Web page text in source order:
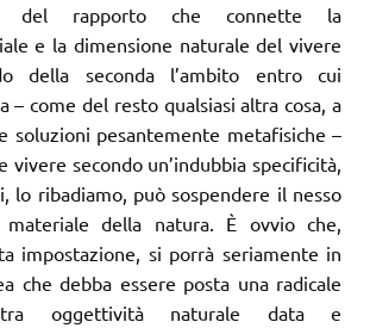
del rapporto che connette la
e la dimensione naturale del vivere
della seconda l’ambito entro cui
– come del resto qualsiasi altra cosa, a
soluzioni pesantemente metafisiche –
vivere secondo un’indubbia specificità,
lo ribadiamo, può sospendere il nesso
della natura. È ovvio che,
impostazione, si porrà seriamente in
che debba essere posta una radicale
tra oggettività naturale data e